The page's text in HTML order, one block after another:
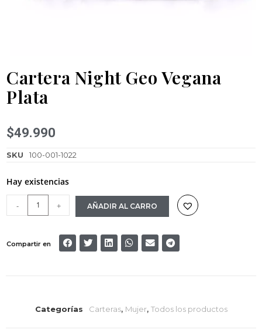
Cartera Night Geo Vegana
Plata
$49.990
SKU 100-001-1022
Hay existencias
- + AÑADIR AL CARRO
Compartir en
Categorías Carteras, Mujer, Todos los productos